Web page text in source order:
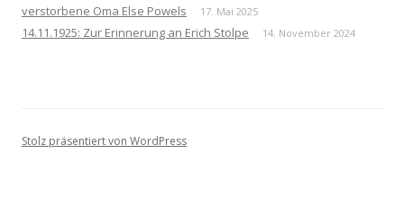
verstorbene Oma Else Powels
17. Mai 2025
14.11.1925: Zur Erinnerung an Erich Stolpe 14. November 2024
Stolz präsentiert von WordPress